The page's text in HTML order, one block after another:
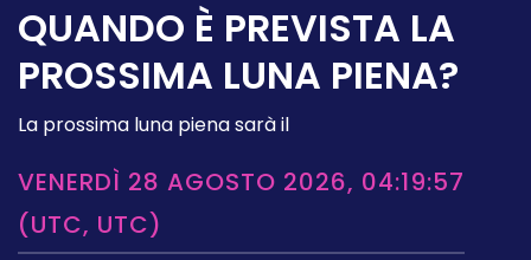
QUANDO È PREVISTA LA
PROSSIMA LUNA PIENA?
La prossima luna piena sarà il
VENERDÌ 28 AGOSTO 2026, 04:19:57
(UTC, UTC)